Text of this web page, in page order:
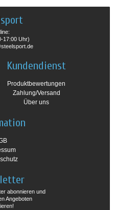
17:00 Uhr)
Kundendienst
Produktbewertungen
Zahlung/Versand
Über uns
abonnieren und
Angeboten